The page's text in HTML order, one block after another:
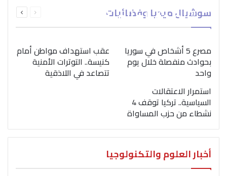
سوشيال ميديا وفضائيات الصفحةالصفحة
“الصحة العالمية” تؤكد
ضرورة اتباع نهج متكامل
لمواجهة إدمان المخدرات
مصرع 5 أشخاص في سوريا
بحوادث منفصلة خلال يوم
واحد
عقب استهداف مواطن أمام
كنيسة.. التوترات الأمنية
تتصاعد في اللاذقية
استمرار الاعتقالات
السياسية.. تركيا توقف 4
نشطاء من حزب المساواة
أخبار العلوم والتكنولوجيا